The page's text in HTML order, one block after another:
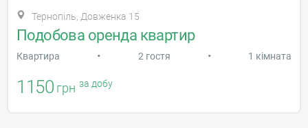
Тернопіль, Довженка 15
Подобова оренда квартир
Квартира • 2 гостя • 1 кімната
1150 грн за добу